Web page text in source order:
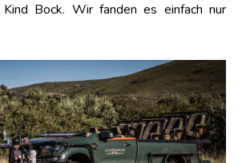
Bock. Wir fanden es einfach nur